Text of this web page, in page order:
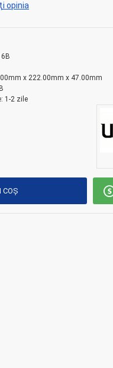
opinia
x 222.00mm x 47.00mm
1-2 zile
COŞ